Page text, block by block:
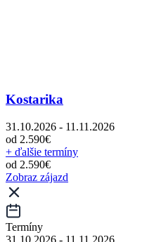
Kostarika
31.10.2026 - 11.11.2026
od 2.590€
+ ďalšie termíny
od 2.590€
Zobraz zájazd
Termíny
31.10.2026 - 11.11.2026